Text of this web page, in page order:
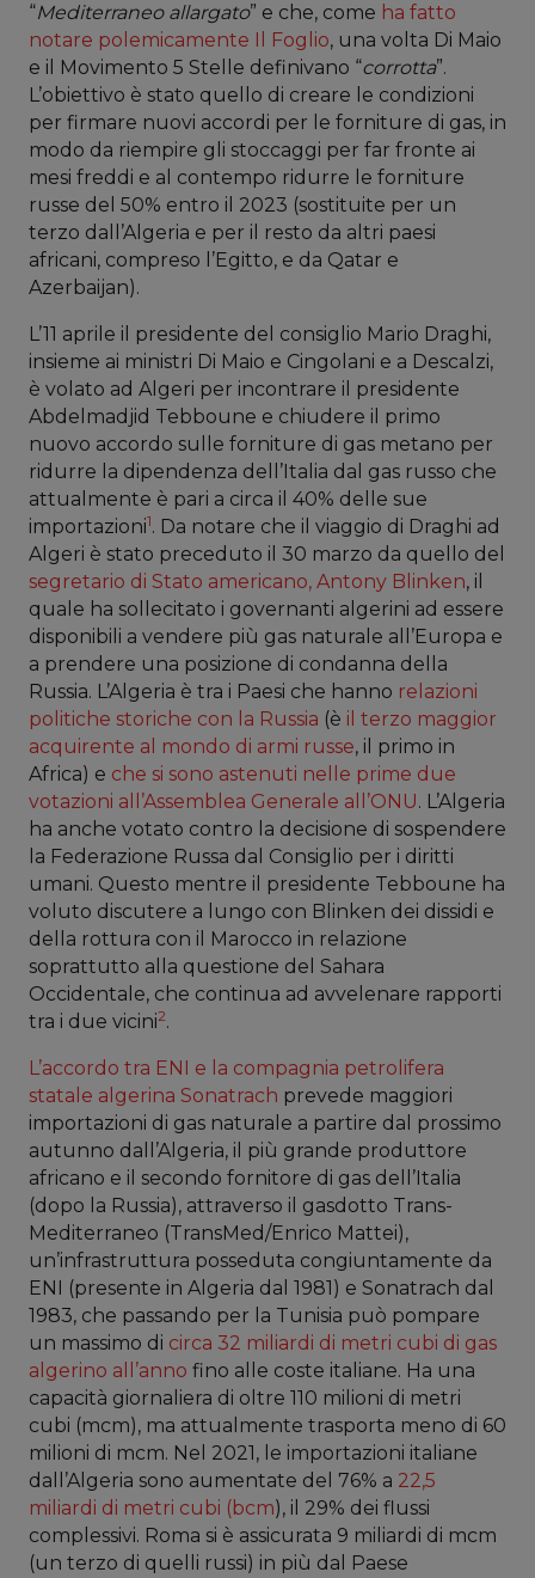
“Mediterraneo allargato” e che, come ha fatto
notare polemicamente Il Foglio, una volta Di Maio
e il Movimento 5 Stelle definivano “corrotta”.
L’obiettivo è stato quello di creare le condizioni
per firmare nuovi accordi per le forniture di gas, in
modo da riempire gli stoccaggi per far fronte ai
mesi freddi e al contempo ridurre le forniture
russe del 50% entro il 2023 (sostituite per un
terzo dall’Algeria e per il resto da altri paesi
africani, compreso l’Egitto, e da Qatar e
Azerbaijan).
L’11 aprile il presidente del consiglio Mario Draghi,
insieme ai ministri Di Maio e Cingolani e a Descalzi,
è volato ad Algeri per incontrare il presidente
Abdelmadjid Tebboune e chiudere il primo
nuovo accordo sulle forniture di gas metano per
ridurre la dipendenza dell’Italia dal gas russo che
attualmente è pari a circa il 40% delle sue
importazioni1. Da notare che il viaggio di Draghi ad
Algeri è stato preceduto il 30 marzo da quello del
segretario di Stato americano, Antony Blinken, il
quale ha sollecitato i governanti algerini ad essere
disponibili a vendere più gas naturale all’Europa e
a prendere una posizione di condanna della
Russia. L’Algeria è tra i Paesi che hanno relazioni
politiche storiche con la Russia (è il terzo maggior
acquirente al mondo di armi russe, il primo in
Africa) e che si sono astenuti nelle prime due
votazioni all’Assemblea Generale all’ONU. L’Algeria
ha anche votato contro la decisione di sospendere
la Federazione Russa dal Consiglio per i diritti
umani. Questo mentre il presidente Tebboune ha
voluto discutere a lungo con Blinken dei dissidi e
della rottura con il Marocco in relazione
soprattutto alla questione del Sahara
Occidentale, che continua ad avvelenare rapporti
tra i due vicini2.
L’accordo tra ENI e la compagnia petrolifera
statale algerina Sonatrach prevede maggiori
importazioni di gas naturale a partire dal prossimo
autunno dall’Algeria, il più grande produttore
africano e il secondo fornitore di gas dell’Italia
(dopo la Russia), attraverso il gasdotto Trans-
Mediterraneo (TransMed/Enrico Mattei),
un’infrastruttura posseduta congiuntamente da
ENI (presente in Algeria dal 1981) e Sonatrach dal
1983, che passando per la Tunisia può pompare
un massimo di circa 32 miliardi di metri cubi di gas
algerino all’anno fino alle coste italiane. Ha una
capacità giornaliera di oltre 110 milioni di metri
cubi (mcm), ma attualmente trasporta meno di 60
milioni di mcm. Nel 2021, le importazioni italiane
dall’Algeria sono aumentate del 76% a 22,5
miliardi di metri cubi (bcm), il 29% dei flussi
complessivi. Roma si è assicurata 9 miliardi di mcm
(un terzo di quelli russi) in più dal Paese